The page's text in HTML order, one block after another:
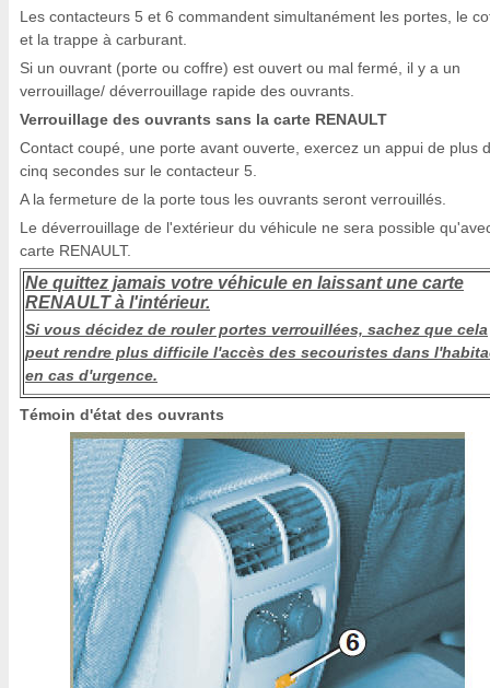
Les contacteurs 5 et 6 commandent simultanément les portes, le
et la trappe à carburant.
Si un ouvrant (porte ou coffre) est ouvert ou mal fermé, il y a un
verrouillage/ déverrouillage rapide des ouvrants.
Verrouillage des ouvrants sans la carte RENAULT
Contact coupé, une porte avant ouverte, exercez un appui de plus
cinq secondes sur le contacteur 5.
A la fermeture de la porte tous les ouvrants seront verrouillés.
Le déverrouillage de l'extérieur du véhicule ne sera possible
carte RENAULT.
Ne quittez jamais votre véhicule en laissant une carte
RENAULT à l'intérieur.
Si vous décidez de rouler portes verrouillées, sachez que cela
peut rendre plus difficile l'accès des secouristes dans
en cas d'urgence.
Témoin d'état des ouvrants